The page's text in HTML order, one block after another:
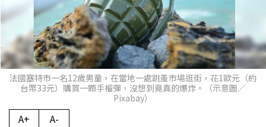
法國塞特市一名12歲男童，在當地一處跳蚤市場逛街，花1歐元（約
台幣33元）購買一顆手榴彈，沒想到竟真的爆炸。（示意圖／
Pixabay）
A+ A-